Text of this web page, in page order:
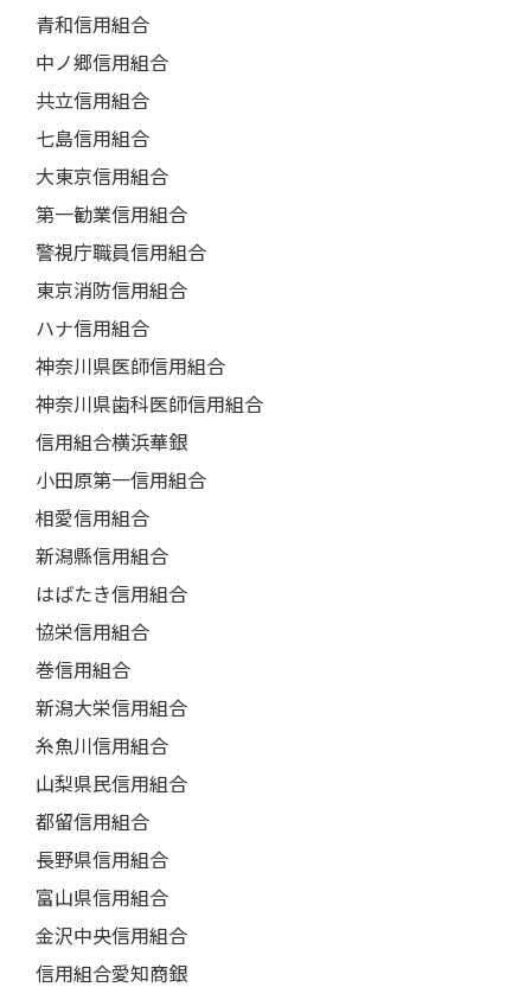
青和信用組合
中ノ郷信用組合
共立信用組合
七島信用組合
大東京信用組合
第一勧業信用組合
警視庁職員信用組合
東京消防信用組合
ハナ信用組合
神奈川県医師信用組合
神奈川県歯科医師信用組合
信用組合横浜華銀
小田原第一信用組合
相愛信用組合
新潟縣信用組合
はばたき信用組合
協栄信用組合
巻信用組合
新潟大栄信用組合
糸魚川信用組合
山梨県民信用組合
都留信用組合
長野県信用組合
富山県信用組合
金沢中央信用組合
信用組合愛知商銀